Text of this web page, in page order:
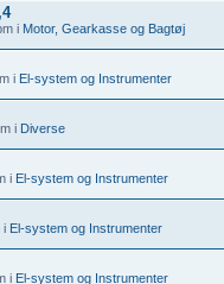
i Motor, Gearkasse og Bagtøj
i El-system og Instrumenter
i Diverse
i El-system og Instrumenter
i El-system og Instrumenter
i El-system og Instrumenter